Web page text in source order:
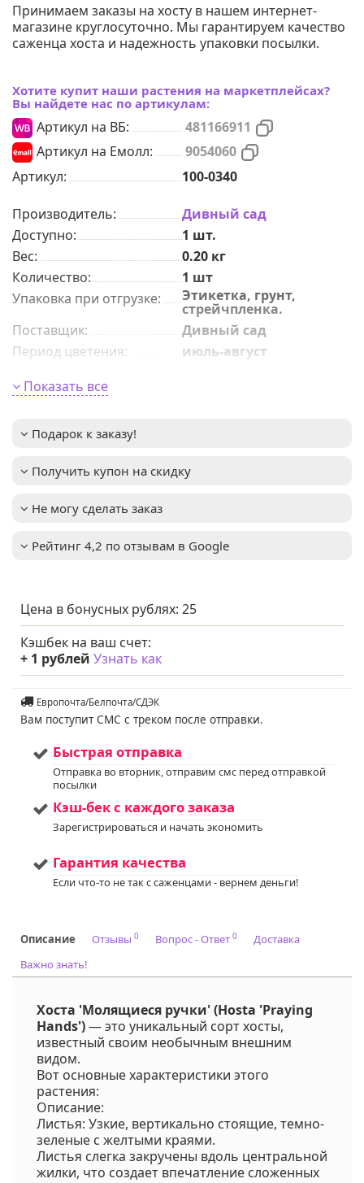
Принимаем заказы на хосту в нашем интернет-
магазине круглосуточно. Мы гарантируем качество
саженца хоста и надежность упаковки посылки.
Хотите купит наши растения на маркетплейсах?
Вы найдете нас по артикулам:
Артикул на ВБ:
481166911
Артикул на Емолл:
9054060
Артикул:
100-0340
Производитель:
Дивный сад
Доступно:
1 шт.
Вес:
0.20 кг
Количeствo:
1 шт
Упаковка при отгрузке: Этикетка, грунт,
стрейчпленка.
Поставщик:
Дивный сад
Период цветения:
июль-август
Преимущества сорта
Размер цветка:
Высота взрослого
растения
0,4-0,6м
Зимостойкость
Важное описание: Обрезка старых
листьев осенью для
Освещенность:
Солнце + Полутень
Цвет хвои/листа
Услуга:
вашим садом. Запись
пожалуйста,
информации.
или WhatsApp
Показать все
Подарок к заказу!
Получить купон на скидку
Не могу сделать заказ
Рейтинг 4,2 по отзывам в Google
Цена в бонусных рублях: 25
Кэшбек на ваш счет:
+ 1 рублей Узнать как
Европочта/Белпочта/СДЭК
Вам поступит СМС с треком после отправки.
Быстрая отправка
Отправка во вторник, отправим смс перед отправкой
посылки
Кэш-бек с каждого заказа
Зарегистрироваться и начать экономить
Гарантия качества
Если что-то не так с саженцами - вернем деньги!
Описание Отзывы 0 Вопрос - Ответ 0
Доставка
Важно знать!
Хоста 'Молящиеся ручки' (Hosta 'Praying
Hands')— это уникальный сорт хосты,
известный своим необычным внешним
видом.
Вот основные характеристики этого
растения:
Описание:
Листья: Узкие, вертикально стоящие, темно-
зеленые с желтыми краями.
Листья слегка закручены вдоль центральной
жилки, что создает впечатление сложенных